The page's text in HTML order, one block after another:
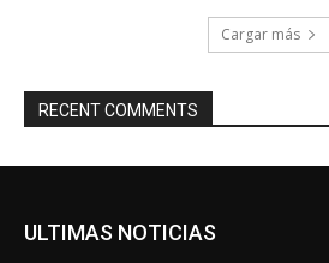
Cargar más
RECENT COMMENTS
ULTIMAS NOTICIAS